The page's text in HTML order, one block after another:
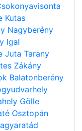
Kutas
Nagyberény
Igal
Juta Tarany
Zákány
Balatonberény
Gölle
Osztopán